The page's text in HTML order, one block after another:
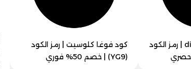
discount code voga | رمز الكود
كود فوغا كلوسيت | رمز الكود
(YG9) | خصم 50% فوري